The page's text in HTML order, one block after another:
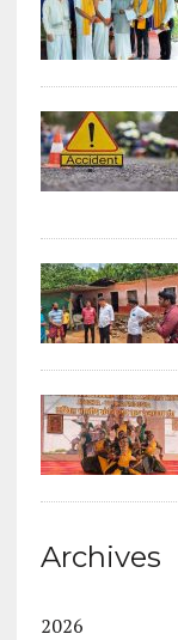
Archives
2026